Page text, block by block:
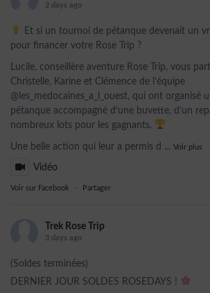
2 days ago
Et si un tournoi de pétanque devenait un
pour financer votre Rose Trip ?
Lucile, conseillère aventure Rose Trip, vous
Christelle, Karine et Clémence de l’équipe
@les_medocaines_a_l_ouest, qui ont organisé
pétanque accompagné d’une buvette, d’un
nombreux lots pour les gagnants.
Une belle action qui leur a permis d ... Voir plus
Vidéo
Voir sur Facebook · Partager
Trek Rose Trip
3 days ago
(Soldes terminées)
DERNIER JOUR SOLDES ROSEDAYS !